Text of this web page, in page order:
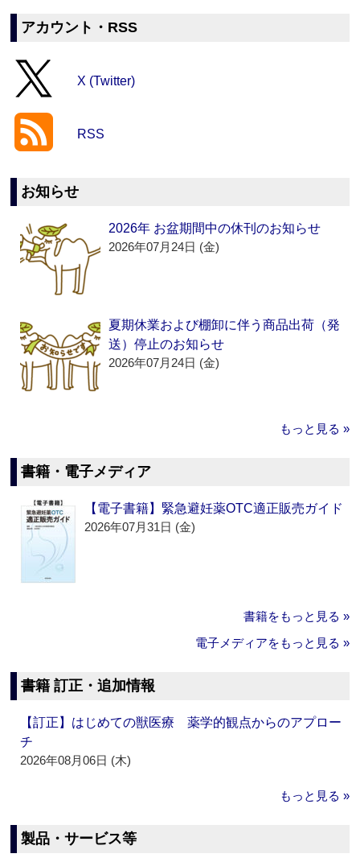
アカウント・RSS
X (Twitter)
RSS
お知らせ
2026年 お盆期間中の休刊のお知らせ
2026年07月24日 (金)
夏期休業および棚卸に伴う商品出荷（発
送）停止のお知らせ
2026年07月24日 (金)
もっと見る »
書籍・電子メディア
【電子書籍】緊急避妊薬OTC適正販売ガイド
2026年07月31日 (金)
書籍をもっと見る »
電子メディアをもっと見る »
書籍 訂正・追加情報
【訂正】はじめての獣医療 薬学的観点からのアプロー
チ
2026年08月06日 (木)
もっと見る »
製品・サービス等